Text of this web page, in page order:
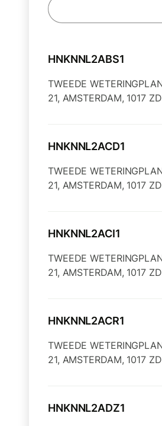
HNKNNL2ABS1
TWEEDE
21, AMSTERDAM, 1017 ZD
HNKNNL2ACD1
TWEEDE
21, AMSTERDAM, 1017 ZD
HNKNNL2ACI1
TWEEDE
21, AMSTERDAM, 1017 ZD
HNKNNL2ACR1
TWEEDE
21, AMSTERDAM, 1017 ZD
HNKNNL2ADZ1